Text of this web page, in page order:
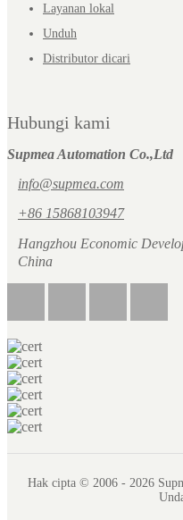
Layanan lokal
Unduh
Distributor dicari
Hubungi kami
Supmea Automation Co.,Ltd
info@supmea.com
+86 15868103947
Hangzhou Economic
China
Hak cipta © 2006 - 2026